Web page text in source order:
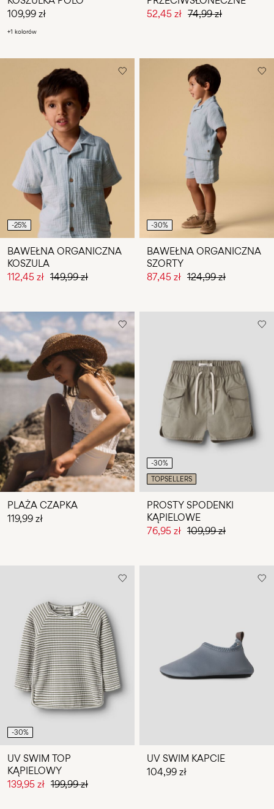
109,99 zł
+1 kolorów
52,45 zł 74,99 zł
-25%
BAWEŁNA ORGANICZNA
KOSZULA
112,45 zł 149,99 zł
-30%
BAWEŁNA ORGANICZNA
SZORTY
87,45 zł 124,99 zł
PLAŻA CZAPKA
119,99 zł
-30%
TOPSELLERS
PROSTY SPODENKI
KĄPIELOWE
76,95 zł 109,99 zł
-30%
UV SWIM TOP
KĄPIELOWY
139,95 zł 199,99 zł
UV SWIM KAPCIE
104,99 zł